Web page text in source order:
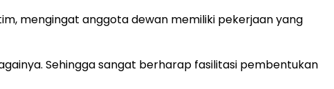
mengingat anggota dewan memiliki pekerjaan yang
Sehingga sangat berharap fasilitasi pembentukan